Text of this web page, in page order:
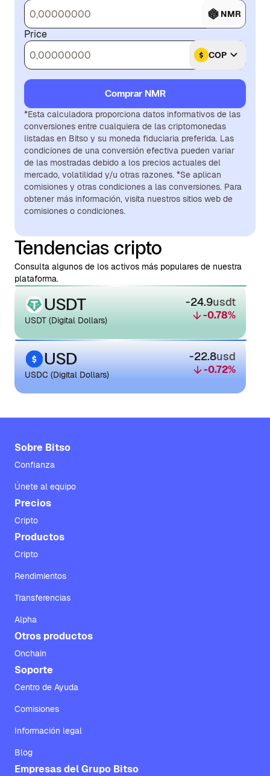
NMR
Price
COP
Comprar NMR
*Esta calculadora proporciona datos informativos de las
conversiones entre cualquiera de las criptomonedas
listadas en Bitso y su moneda fiduciaria preferida. Las
condiciones de una conversión efectiva pueden variar
de las mostradas debido a los precios actuales del
mercado, volatilidad y/u otras razones. *Se aplican
comisiones y otras condiciones a las conversiones. Para
obtener más información, visita nuestros sitios web de
comisiones o condiciones.
Tendencias cripto
Consulta algunos de los activos más populares de nuestra
plataforma.
USDT
USDT (Digital Dollars)
-24.9usdt
-0.78%
USD
USDC (Digital Dollars)
-22.8usd
-0.72%
Sobre Bitso
Confianza
Únete al equipo
Precios
Cripto
Productos
Cripto
Rendimientos
Transferencias
Alpha
Otros productos
Onchain
Soporte
Centro de Ayuda
Comisiones
Información legal
Blog
Empresas del Grupo Bitso